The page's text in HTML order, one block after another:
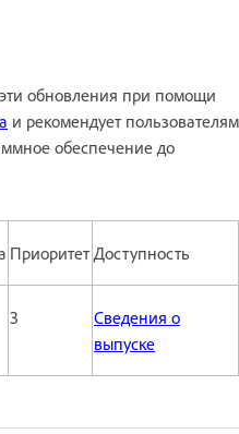
обновления при помощи
и рекомендует пользователям
обеспечение до
Приоритет Доступность
3
Сведения о
выпуске